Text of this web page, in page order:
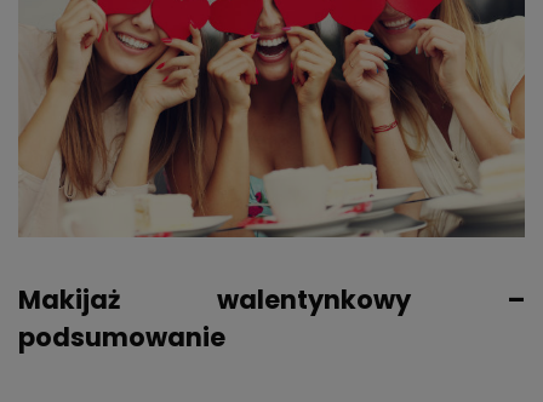
Makijaż walentynkowy –
podsumowanie